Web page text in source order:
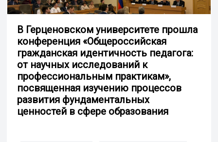
В Герценовском университете прошла
конференция «Общероссийская
гражданская идентичность педагога:
от научных исследований к
профессиональным практикам»,
посвященная изучению процессов
развития фундаментальных
ценностей в сфере образования